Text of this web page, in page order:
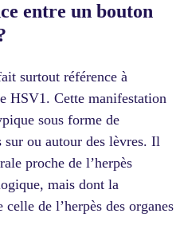
entre un bouton
surtout référence à
HSV1. Cette manifestation
sous forme de
sur ou autour des lèvres. Il
proche de l’herpès
mais dont la
de l’herpès des organes